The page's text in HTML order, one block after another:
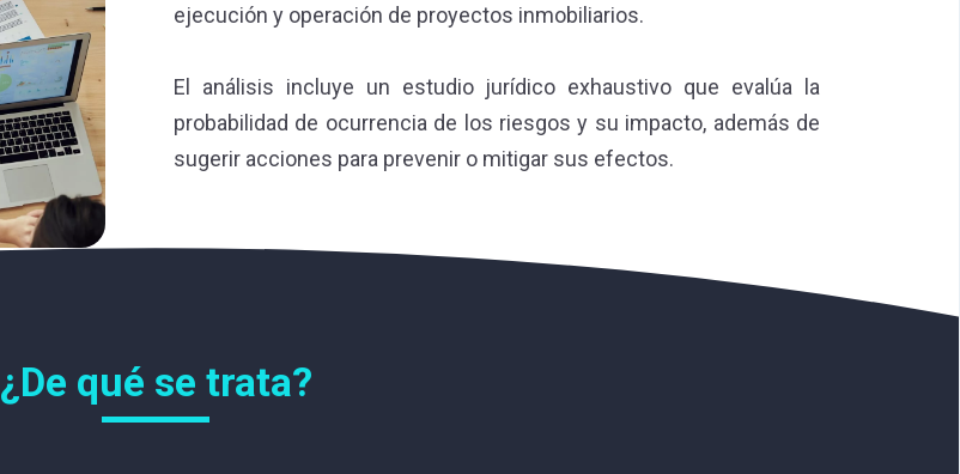
ejecución y operación de proyectos inmobiliarios.
El análisis incluye un estudio jurídico exhaustivo que evalúa la
probabilidad de ocurrencia de los riesgos y su impacto, además de
sugerir acciones para prevenir o mitigar sus efectos.
¿De qué se trata?